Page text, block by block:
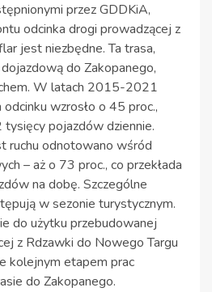
przez GDDKiA,
odcinka drogi prowadzącej z
jest niezbędne. Ta trasa,
do Zakopanego,
W latach 2015-2021
wzrosło o 45 proc.,
tysięcy pojazdów dziennie.
ruchu odnotowano wśród
– aż o 73 proc., co przekłada
na dobę. Szczególne
w sezonie turystycznym.
do użytku przebudowanej
z Rdzawki do Nowego Targu
kolejnym etapem prac
do Zakopanego.